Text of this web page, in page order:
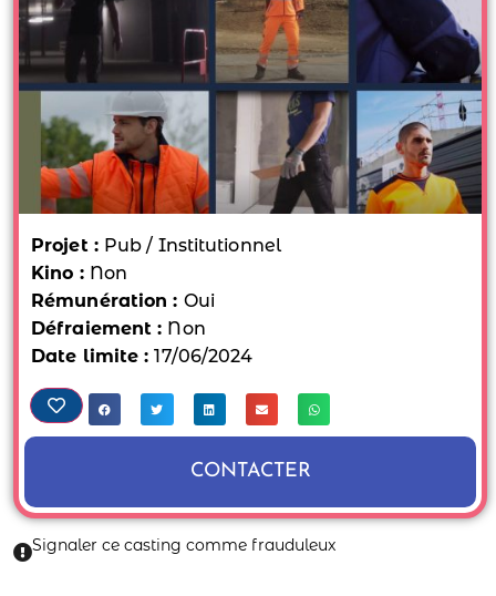
Projet : Pub / Institutionnel
Kino : Non
Rémunération : Oui
Défraiement : Non
Date limite :17/06/2024
CONTACTER
Signaler ce casting comme frauduleux